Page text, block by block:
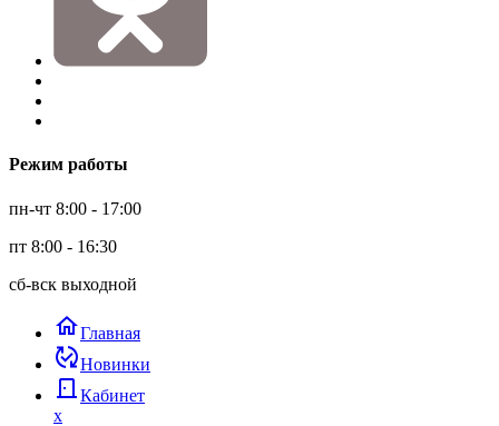
Режим работы
пн-чт 8:00 - 17:00
пт 8:00 - 16:30
сб-вск выходной
homeГлавная
published_with_changesНовинки
door_back Кабинет
x